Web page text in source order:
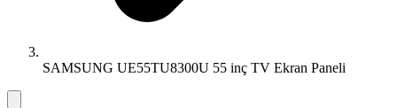
SAMSUNG UE55TU8300U 55 inç TV Ekran Paneli